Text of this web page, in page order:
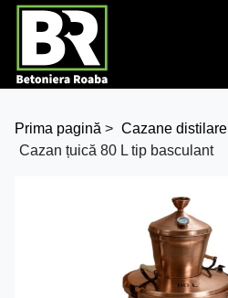
Prima pagină > Cazane distilare
Cazan țuică 80 L tip basculant